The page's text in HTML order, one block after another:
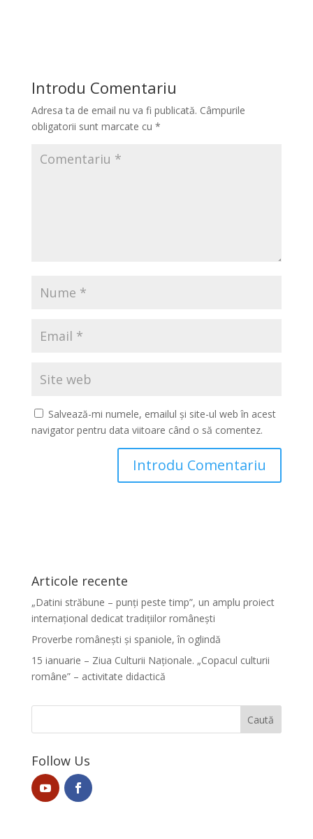
Introdu Comentariu
Adresa ta de email nu va fi publicată. Câmpurile
obligatorii sunt marcate cu *
Salvează-mi numele, emailul și site-ul web în acest
navigator pentru data viitoare când o să comentez.
Articole recente
„Datini străbune – punți peste timp”, un amplu proiect
internațional dedicat tradițiilor românești
Proverbe românești și spaniole, în oglindă
15 ianuarie – Ziua Culturii Naționale. „Copacul culturii
române” – activitate didactică
Follow Us